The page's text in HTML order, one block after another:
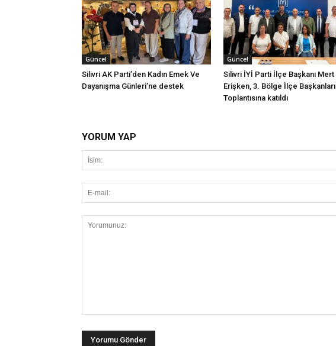
Güncel
Silivri AK Parti’den Kadın Emek Ve
Dayanışma Günleri’ne destek
Güncel
Silivri İYİ Parti İlçe Başkanı Mert
Erişken, 3. Bölge İlçe Başkanları
Toplantısına katıldı
YORUM YAP